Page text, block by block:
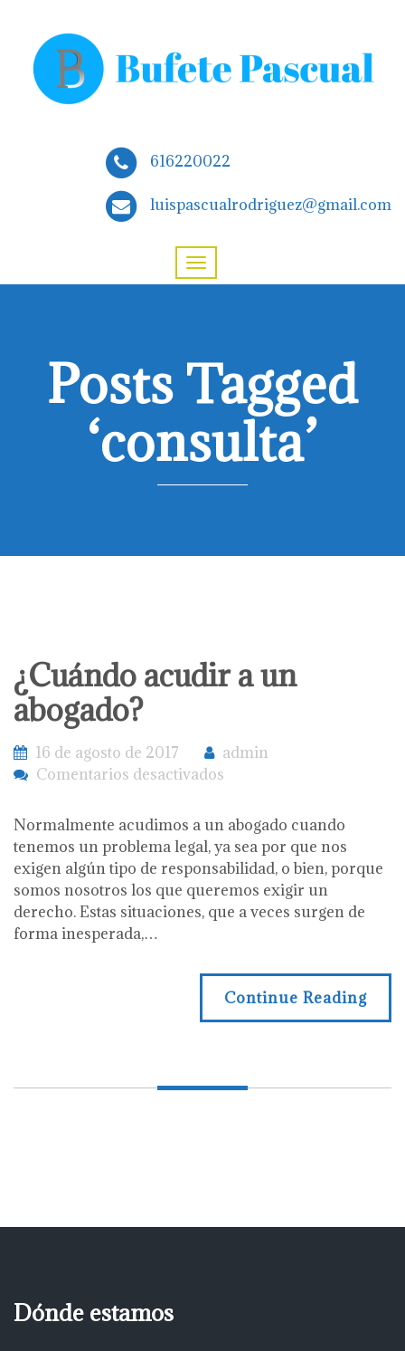
616220022
luispascualrodriguez@gmail.com
Posts Tagged
‘consulta’
¿Cuándo acudir a un
abogado?
16 de agosto de 2017
admin
Comentarios desactivados
acudir
un
abogado?
Normalmente acudimos a un abogado cuando
tenemos un problema legal, ya sea por que nos
exigen algún tipo de responsabilidad, o bien, porque
somos nosotros los que queremos exigir un
derecho. Estas situaciones, que a veces surgen de
forma inesperada,…
Continue Reading
Dónde estamos